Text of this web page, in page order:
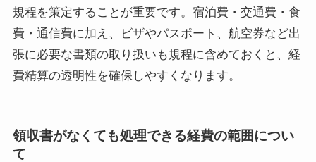
規程を策定することが重要です。宿泊費・交通費・食
費・通信費に加え、ビザやパスポート、航空券など出
張に必要な書類の取り扱いも規程に含めておくと、経
費精算の透明性を確保しやすくなります。
領収書がなくても処理できる経費の範囲につい
て